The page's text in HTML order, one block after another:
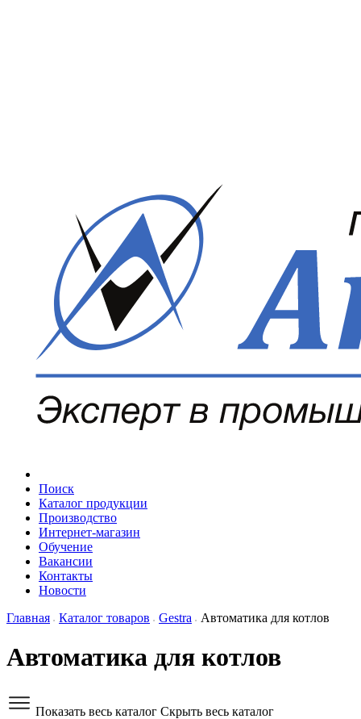
Поиск
Каталог продукции
Производство
Интернет-магазин
Обучение
Вакансии
Контакты
Новости
Главная
Каталог товаров Gestra Автоматика для котлов
Автоматика для котлов
Показать весь каталог Скрыть весь каталог